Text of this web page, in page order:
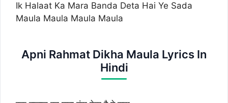
Ik Halaat Ka Mara Banda Deta Hai Ye Sada
Maula Maula Maula Maula
Apni Rahmat Dikha Maula Lyrics In
Hindi